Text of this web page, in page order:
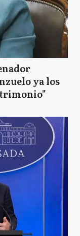
ya los